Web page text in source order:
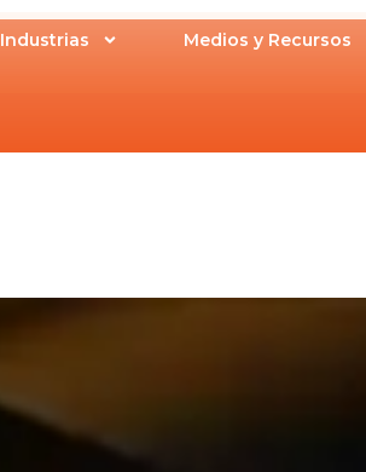
Industrias Medios y Recursos